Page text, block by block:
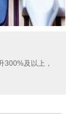
300%及以上，